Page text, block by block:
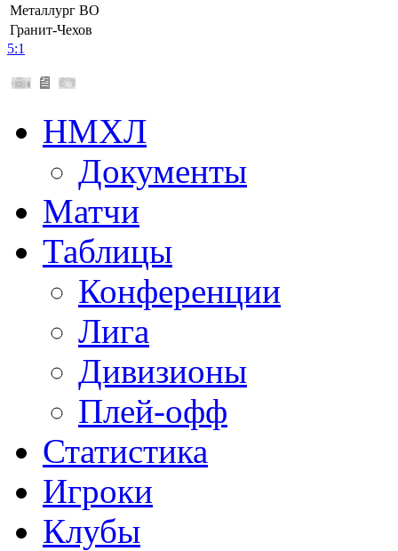
Металлург ВО
Гранит-Чехов
5:1
НМХЛ
Документы
Матчи
Таблицы
Конференции
Лига
Дивизионы
Плей-офф
Статистика
Игроки
Клубы